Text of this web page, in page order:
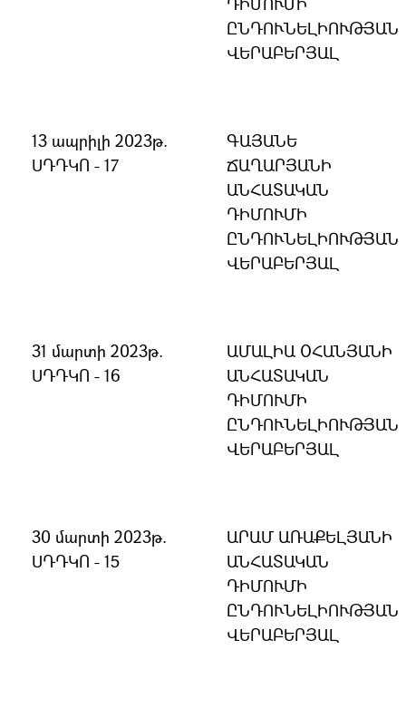
ԸՆԴՈՒՆԵԼԻՈՒԹՅԱՆ
ՎԵՐԱԲԵՐՅԱԼ
13 ապրիլի 2023թ.
ՍԴԴԿՈ - 17
ԳԱՅԱՆԵ
ՃԱՂԱՐՅԱՆԻ
ԱՆՀԱՏԱԿԱՆ
ԴԻՄՈՒՄԻ
ԸՆԴՈՒՆԵԼԻՈՒԹՅԱՆ
ՎԵՐԱԲԵՐՅԱԼ
31 մարտի 2023թ.
ՍԴԴԿՈ - 16
ԱՄԱԼԻԱ ՕՀԱՆՅԱՆԻ
ԱՆՀԱՏԱԿԱՆ
ԴԻՄՈՒՄԻ
ԸՆԴՈՒՆԵԼԻՈՒԹՅԱՆ
ՎԵՐԱԲԵՐՅԱԼ
30 մարտի 2023թ.
ՍԴԴԿՈ - 15
ԱՐԱՄ ԱՌԱՔԵԼՅԱՆԻ
ԱՆՀԱՏԱԿԱՆ
ԴԻՄՈՒՄԻ
ԸՆԴՈՒՆԵԼԻՈՒԹՅԱՆ
ՎԵՐԱԲԵՐՅԱԼ